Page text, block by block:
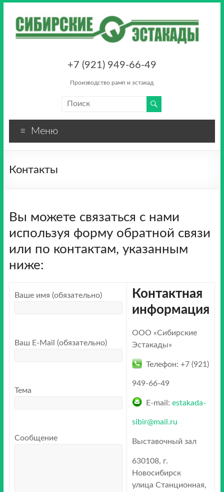
+7 (921) 949-66-49
Производство рамп и эстакад
Меню
Контакты
Вы можете связаться с нами
используя форму обратной связи
или по контактам, указанным
ниже:
Ваше имя (обязательно)
Ваш E-Mail (обязательно)
Тема
Сообщение
Контактная
информация
ООО «Сибирские
Эстакады»
Телефон: +7 (921)
949-66-49
E-mail: estakada-
sibir@mail.ru
Выставочный зал
630108, г.
Новосибирск
улица Станционная,